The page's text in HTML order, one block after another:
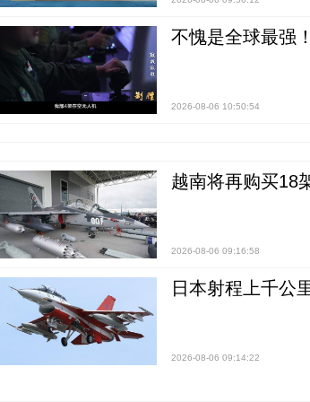
不愧是全球最强
2026-08-06 10:50:54
越南将再购买18
2026-08-06 09:16:58
日本射程上千公
2026-08-06 09:14:22